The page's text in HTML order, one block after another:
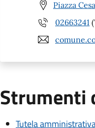
Piazza
02663241
Strumenti
Tutela